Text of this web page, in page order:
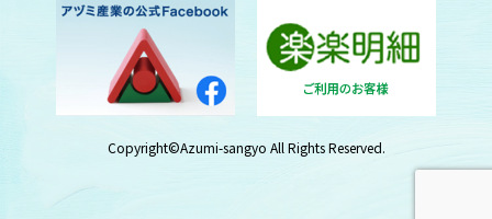
Copyright©Azumi-sangyo All Rights Reserved.